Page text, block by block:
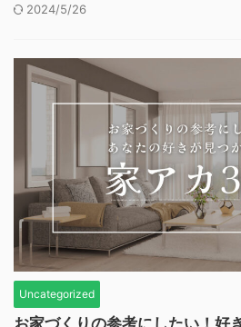
2024/5/26
Uncategorized
お家づくりの参考にしたい！好